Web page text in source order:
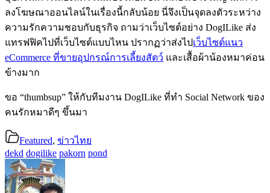
ลงโฆษณาออนไลน์ในเรื่องนี้กลับน้อย นี่จึงเป็นจุดลงตัวระหว่าง
ความรักความชอบกับธุรกิจ ถามว่าเว็บไซต์อย่าง DogILike ส่ง
แทรฟฟิคไปที่เว็บไซต์แบบไหน ปรากฏว่าส่งไปเว็บไซต์แนว
eCommerce ที่ขายอุปกรณ์การเลี้ยงสัตว์ และเสื้อผ้าน้องหมาค่อน
ข้างมาก
ขอ “thumbsup” ให้กับทีมงาน DogILike ที่ทำ Social Network ของ
คนรักหมาดีๆ ขึ้นมา
Featured, ข่าวไทย
dekd dogilike pakorn pond